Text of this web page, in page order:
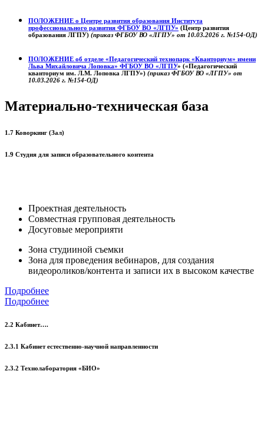
ПОЛОЖЕНИЕ о Центре развития образования Института
профессионального развития ФГБОУ ВО «ЛГПУ» (Центр развития
образования ЛГПУ) (приказ ФГБОУ ВО «ЛГПУ» от 10.03.2026 г. №154-ОД)
ПОЛОЖЕНИЕ об отделе «Педагогический технопарк «Кванториум» имени
Льва Михайловича Лоповка» ФГБОУ ВО «ЛГПУ» («Педагогический
кванториум им. Л.М. Лоповка ЛГПУ») (приказ ФГБОУ ВО «ЛГПУ» от
10.03.2026 г. №154-ОД)
Материально-техническая база
1.7 Коворкинг (Зал)
1.9 Студия для записи образовательного контента
Проектная деятельность
Совместная групповая деятельность
Досуговые мероприяти
Зона студииной съемки
Зона для проведения вебинаров, для создания
видеороликов/контента и записи их в высоком качестве
Подробнее
Подробнее
2.2 Кабинет….
2.3.1 Кабинет естественно-научной направленности
2.3.2 Технолаборатория «БИО»